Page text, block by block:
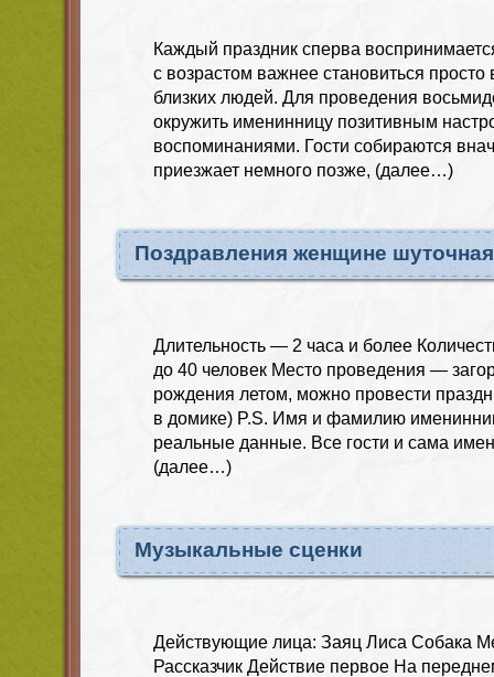
Каждый праздник сперва
с возрастом важнее становиться просто
близких людей. Для проведения
окружить именинницу позитивным
воспоминаниями. Гости собираются
приезжает немного позже, (далее…)
Поздравления женщине
Длительность — 2 часа и более
до 40 человек Место проведения —
рождения летом, можно провести
в домике) P.S. Имя и фамилию
реальные данные. Все гости и сама
(далее…)
Музыкальные сценки
Действующие лица: Заяц Лиса Собака
Рассказчик Действие первое На